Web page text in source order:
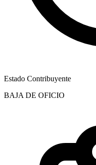
Estado Contribuyente
BAJA DE OFICIO